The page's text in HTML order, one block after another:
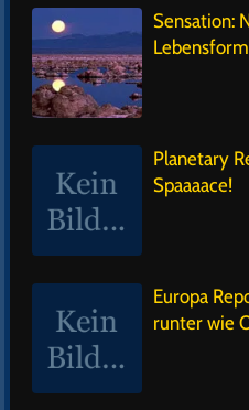
Sensation:
Planetary
Spaaaace!
Europa
runter wie